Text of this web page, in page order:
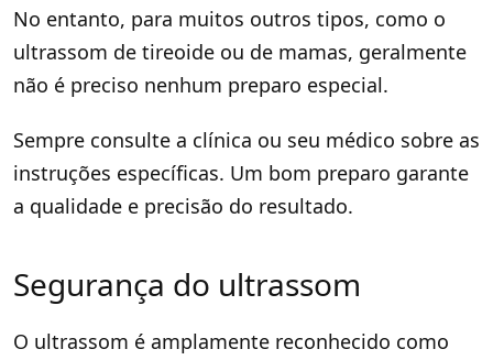
No entanto, para muitos outros tipos, como o
ultrassom de tireoide ou de mamas, geralmente
não é preciso nenhum preparo especial.
Sempre consulte a clínica ou seu médico sobre as
instruções específicas. Um bom preparo garante
a qualidade e precisão do resultado.
Segurança do ultrassom
O ultrassom é amplamente reconhecido como